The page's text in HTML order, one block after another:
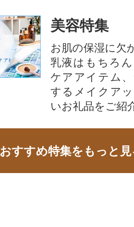
美容特集
お肌の保湿に欠
乳液はもちろ
ケアアイテム
するメイクア
いお礼品をご紹
おすすめ特集をもっと